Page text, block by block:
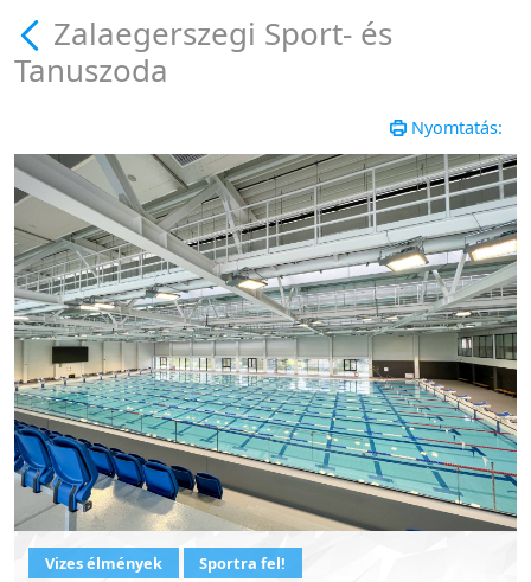
Zalaegerszegi Sport- és
Tanuszoda
Nyomtatás:
Vizes élmények Sportra fel!